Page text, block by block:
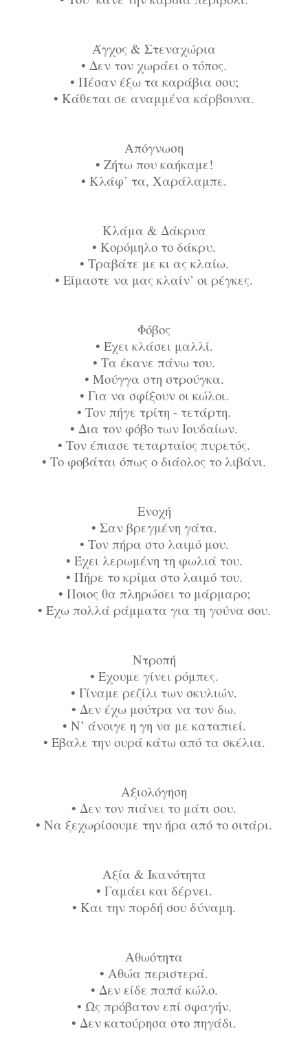
Άγχος & Στεναχώρια
• Δεν τον χωράει ο τόπος.
• Πέσαν έξω τα καράβια σου;
• Κάθεται σε αναμμένα κάρβουνα.
Απόγνωση
• Ζήτω που καήκαμε!
• Κλάφ’ τα, Χαράλαμπε.
Κλάμα & Δάκρυα
• Kορόμηλο το δάκρυ.
• Τραβάτε με κι ας κλαίω.
• Είμαστε να μας κλαίν’ οι ρέγκες.
Φόβος
• Έχει κλάσει μαλλί.
• Τα έκανε πάνω του.
• Μούγγα στη στρούγκα.
• Για να σφίξουν οι κώλοι.
• Τον πήγε τρίτη - τετάρτη.
• Δια τον φόβο των Ιουδαίων.
• Τον έπιασε τεταρταίος πυρετός.
• Το φοβάται όπως ο διάολος το λιβάνι.
Ενοχή
• Σαν βρεγμένη γάτα.
• Τον πήρα στο λαιμό μου.
• Έχει λερωμένη τη φωλιά του.
• Πήρε το κρίμα στο λαιμό του.
• Ποιος θα πληρώσει το μάρμαρο;
• Έχω πολλά ράμματα για τη γούνα σου.
Ντροπή
• Έχουμε γίνει ρόμπες.
• Γίναμε ρεζίλι των σκυλιών.
• Δεν έχω μούτρα να τον δω.
• Ν’ άνοιγε η γη να με καταπιεί.
• Έβαλε την ουρά κάτω από τα σκέλια.
Αξιολόγηση
• Δεν τον πιάνει το μάτι σου.
• Να ξεχωρίσουμε την ήρα από το σιτάρι.
Αξία & Ικανότητα
• Γαμάει και δέρνει.
• Και την πορδή σου δύναμη.
Αθωότητα
• Αθώα περιστερά.
• Δεν είδε παπά κώλο.
• Ως πρόβατον επί σφαγήν.
• Δεν κατούρησα στο πηγάδι.